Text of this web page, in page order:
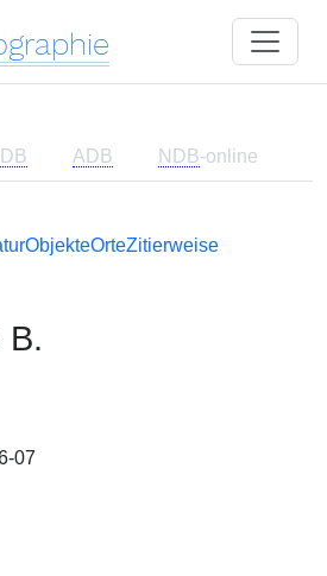
ADB NDB-online
ObjekteOrteZitierweise
B.
07